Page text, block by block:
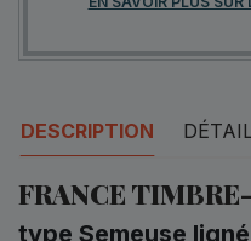
DESCRIPTION
FRANCE
type Semeuse